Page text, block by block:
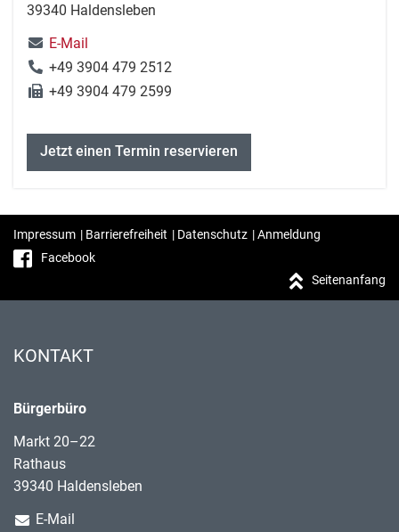
39340 Haldensleben
E-Mail
+49 3904 479 2512
+49 3904 479 2599
Jetzt einen Termin reservieren
Impressum | Barrierefreiheit | Datenschutz |Anmeldung
Facebook
Seitenanfang
KONTAKT
Bürgerbüro
Markt 20–22
Rathaus
39340 Haldensleben
E-Mail